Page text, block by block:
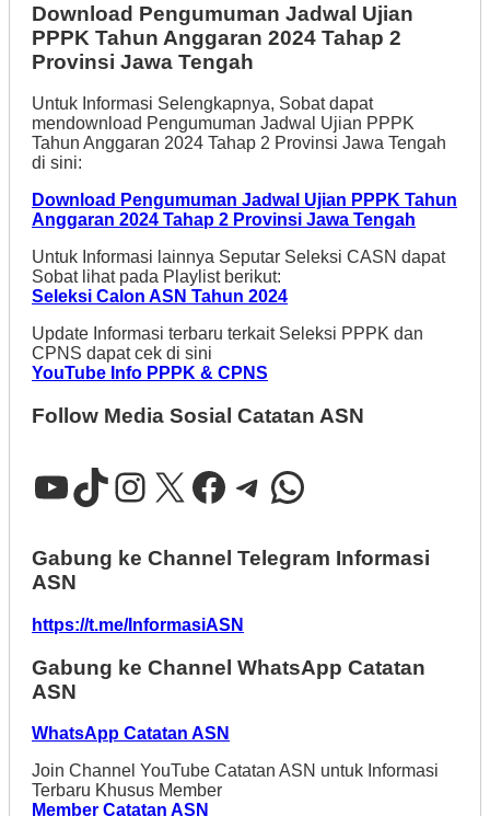
Download Pengumuman Jadwal Ujian
PPPK Tahun Anggaran 2024 Tahap 2
Provinsi Jawa Tengah
Untuk Informasi Selengkapnya, Sobat dapat
mendownload Pengumuman Jadwal Ujian PPPK
Tahun Anggaran 2024 Tahap 2 Provinsi Jawa Tengah
di sini:
Download Pengumuman Jadwal Ujian PPPK Tahun
Anggaran 2024 Tahap 2 Provinsi Jawa Tengah
Untuk Informasi lainnya Seputar Seleksi CASN dapat
Sobat lihat pada Playlist berikut:
Seleksi Calon ASN Tahun 2024
Update Informasi terbaru terkait Seleksi PPPK dan
CPNS dapat cek di sini
YouTube Info PPPK & CPNS
Follow Media Sosial Catatan ASN
YouTube
TikTok
Instagram
X Facebook
Telegram
WhatsApp
Gabung ke Channel Telegram Informasi
ASN
https://t.me/InformasiASN
Gabung ke Channel WhatsApp Catatan
ASN
WhatsApp Catatan ASN
Join Channel YouTube Catatan ASN untuk Informasi
Terbaru Khusus Member
Member Catatan ASN